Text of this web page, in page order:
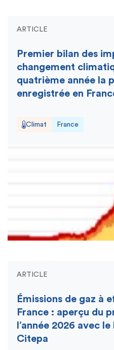
ARTICLE
Premier bilan des
changement
quatrième année la
enregistrée en
Climat France
ARTICLE
Émissions de gaz à
France : aperçu du
l’année 2026 avec
Citepa